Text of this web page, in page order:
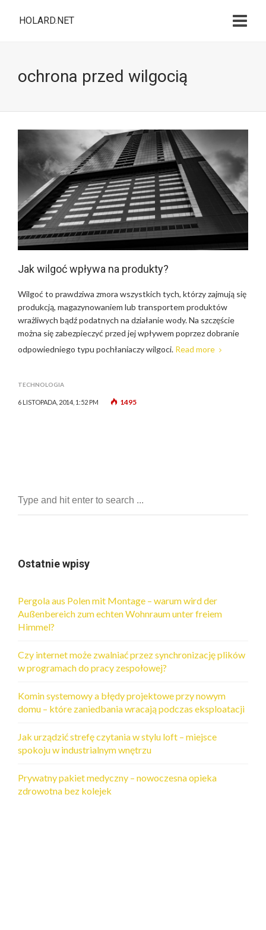
HOLARD.NET
ochrona przed wilgocią
Jak wilgoć wpływa na produkty?
Wilgoć to prawdziwa zmora wszystkich tych, którzy zajmują się
produkcją, magazynowaniem lub transportem produktów
wrażliwych bądź podatnych na działanie wody. Na szczęście
można się zabezpieczyć przed jej wpływem poprzez dobranie
odpowiedniego typu pochłaniaczy wilgoci. Read more
TECHNOLOGIA
6 LISTOPADA, 2014, 1:52 PM 1495
Ostatnie wpisy
Pergola aus Polen mit Montage – warum wird der
Außenbereich zum echten Wohnraum unter freiem
Himmel?
Czy internet może zwalniać przez synchronizację plików
w programach do pracy zespołowej?
Komin systemowy a błędy projektowe przy nowym
domu – które zaniedbania wracają podczas eksploatacji
Jak urządzić strefę czytania w stylu loft – miejsce
spokoju w industrialnym wnętrzu
Prywatny pakiet medyczny – nowoczesna opieka
zdrowotna bez kolejek